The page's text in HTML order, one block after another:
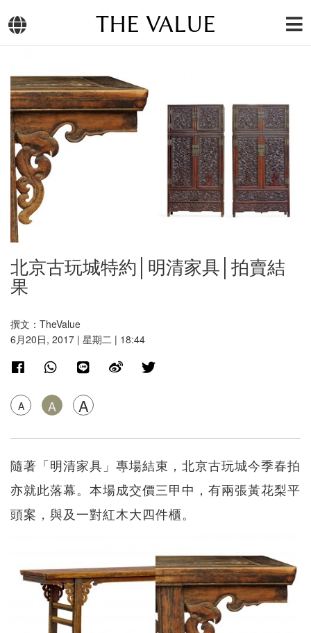
THE VALUE
北京古玩城特約│明清家具│拍賣結
果
撰文：TheValue
6月20日, 2017 | 星期二 | 18:44
A A A
隨著「明清家具」專場結束，北京古玩城今季春拍
亦就此落幕。本場成交價三甲中，有兩張黃花梨平
頭案，與及一對紅木大四件櫃。